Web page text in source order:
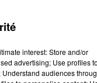
interest: Store and/or
advertising; Use profiles to
audiences